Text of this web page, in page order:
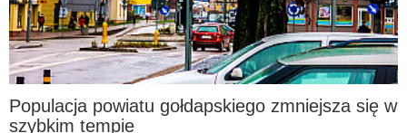
Populacja powiatu gołdapskiego zmniejsza się w
szybkim tempie